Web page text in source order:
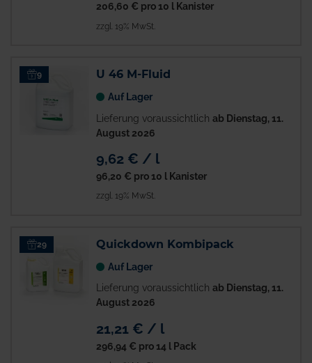
206,60 € pro 10 l Kanister
zzgl. 19% MwSt.
9 U 46 M-Fluid
Auf Lager
Lieferung voraussichtlich ab Dienstag, 11.
August 2026
9,62 € / l
96,20 € pro 10 l Kanister
zzgl. 19% MwSt.
29 Quickdown Kombipack
Auf Lager
Lieferung voraussichtlich ab Dienstag, 11.
August 2026
21,21 € / l
296,94 € pro 14 l Pack